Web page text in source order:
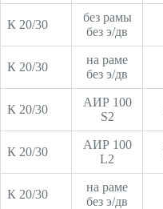
К 20/30
без рамы
без э/дв
К 20/30
на раме
без э/дв
К 20/30
АИР 100
S2
К 20/30
АИР 100
L2
К 20/30
на раме
без э/дв